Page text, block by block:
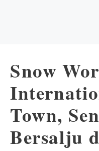
Snow
Town,
Bersalju